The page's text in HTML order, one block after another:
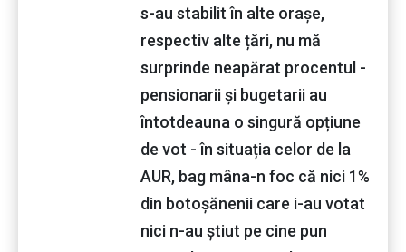
s-au stabilit în alte orașe,
respectiv alte țări, nu mă
surprinde neapărat procentul -
pensionarii și bugetarii au
întotdeauna o singură opțiune
de vot - în situația celor de la
AUR, bag mâna-n foc că nici 1%
din botoșănenii care i-au votat
nici n-au știut pe cine pun